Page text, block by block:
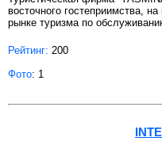
восточного гостеприимства,
рынке туризма по
Рейтинг: 200
Фото: 1